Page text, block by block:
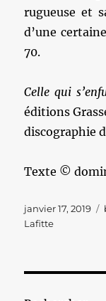
rugueuse et
d’une
70.
Celle qui
éditions
discographie
Texte ©
Publié
le
janvier 17, 2019
Lafitte